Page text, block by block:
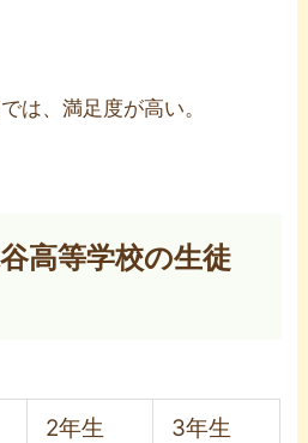
は、満足度が高い。
高等学校の生徒
2年生 3年生